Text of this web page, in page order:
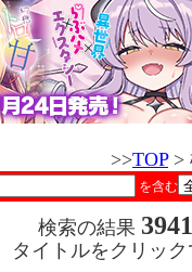
>>TOP>
を含む
検索の結果
タイトルをクリッ